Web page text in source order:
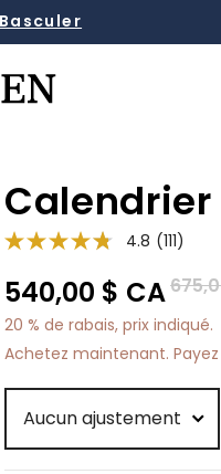
SANS FRAIS
Basculer
Calendrier
4.8 (111)
Prix
540,00 $ CA
20 % de rabais, prix indiqué.
Achetez maintenant.
la liste